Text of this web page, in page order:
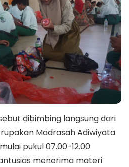
dibimbing langsung dari
Madrasah Adiwiyata
pukul 07.00-12.00
menerima materi